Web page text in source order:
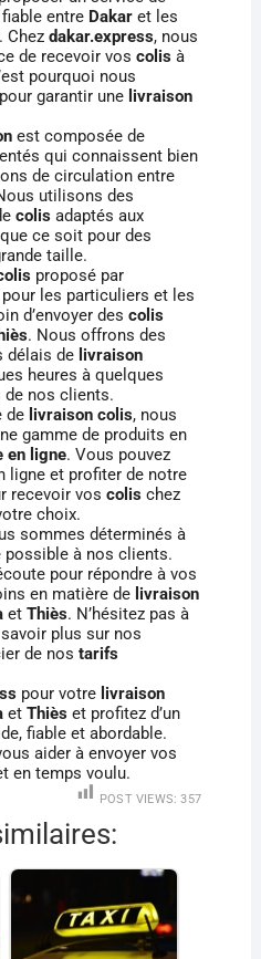
entre Dakaret les
Chez dakar.express, nous
de recevoir vos colisà
pourquoi nous
garantir une livraison
est composée de
qui connaissent bien
de circulation entre
utilisons des
colisadaptés aux
ce soit pour des
taille.
proposé par
les particuliers et les
d’envoyer des colis
. Nous offrons des
délais de livraison
heures à quelques
nos clients.
de livraison colis, nous
gamme de produits en
en ligne. Vous pouvez
ligne et profiter de notre
recevoir vos colischez
choix.
sommes déterminés à
à nos clients.
pour répondre à vos
en matière de livraison
et Thiès. N’hésitez pas à
plus sur nos
de nos tarifs
pour votre livraison
et Thièset profitez d’un
fiable et abordable.
aider à envoyer vos
en temps voulu.
POST VIEWS: 357